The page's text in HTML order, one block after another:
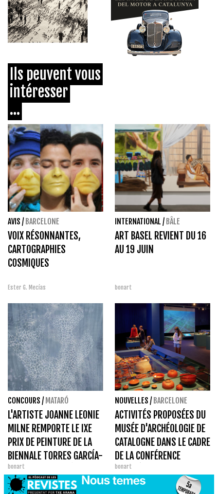
Ils peuvent vous
intéresser
...
AVIS / BARCELONE
VOIX RÉSONNANTES,
CARTOGRAPHIES
COSMIQUES
Ester G. Mecías
INTERNATIONAL / BÂLE
ART BASEL REVIENT DU 16
AU 19 JUIN
bonart
CONCOURS / MATARÓ
L'ARTISTE JOANNE LEONIE
MILNE REMPORTE LE IXE
PRIX DE PEINTURE DE LA
BIENNALE TORRES GARCÍA-
CIUTAT DE MATARÓ 2022
bonart
NOUVELLES / BARCELONE
ACTIVITÉS PROPOSÉES DU
MUSÉE D'ARCHÉOLOGIE DE
CATALOGNE DANS LE CADRE
DE LA CONFÉRENCE
EUROPÉENNE
D'ARCHÉOLOGIE
bonart